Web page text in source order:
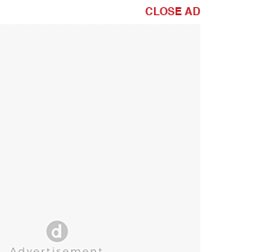
CLOSE AD